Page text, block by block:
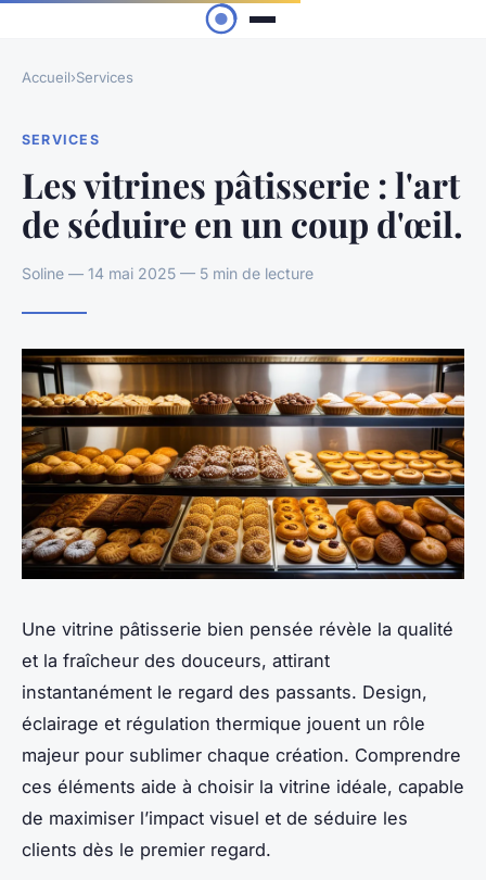
Accueil›Services
SERVICES
Les vitrines pâtisserie : l'art
de séduire en un coup d'œil.
Soline — 14 mai 2025 — 5 min de lecture
Une vitrine pâtisserie bien pensée révèle la qualité
et la fraîcheur des douceurs, attirant
instantanément le regard des passants. Design,
éclairage et régulation thermique jouent un rôle
majeur pour sublimer chaque création. Comprendre
ces éléments aide à choisir la vitrine idéale, capable
de maximiser l’impact visuel et de séduire les
clients dès le premier regard.